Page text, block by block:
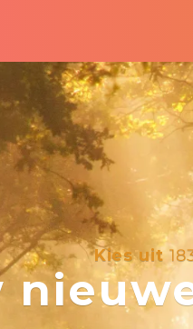
Kies uit